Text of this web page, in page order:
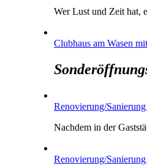
Wer Lust und Zeit hat,
Clubhaus am Wasen
Renovierung/
Nachdem in der
Renovierung/